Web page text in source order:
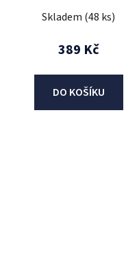
(half-waffle)
Skladem (48 ks)
389 Kč
DO KOŠÍKU